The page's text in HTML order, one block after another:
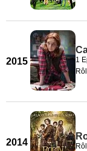
2015 1
2014